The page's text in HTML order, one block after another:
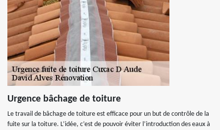
Urgence bâchage de toiture
Le travail de bâchage de toiture est efficace pour un but de contrôle de la
fuite sur la toiture. L’idée, c’est de pouvoir éviter l’introduction des eaux à